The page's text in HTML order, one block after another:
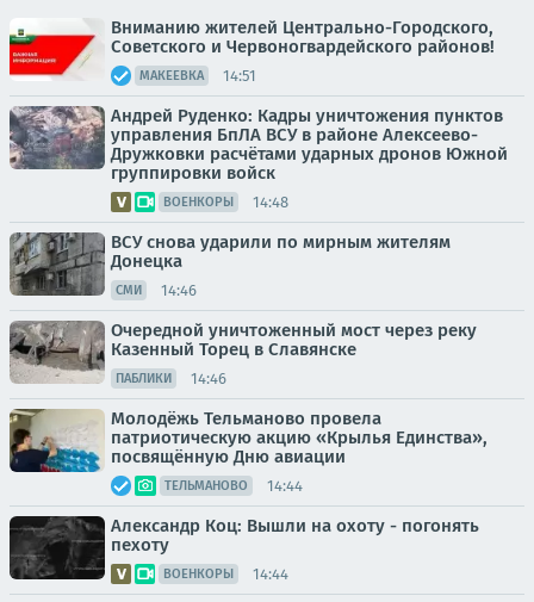
Вниманию жителей Центрально-Городского,
Советского и Червоногвардейского районов!
МАКЕЕВКА 14:51
Андрей Руденко: Кадры уничтожения пунктов
управления БпЛА ВСУ в районе Алексеево-
Дружковки расчётами ударных дронов Южной
группировки войск
ВОЕНКОРЫ 14:48
ВСУ снова ударили по мирным жителям
Донецка
СМИ 14:46
Очередной уничтоженный мост через реку
Казенный Торец в Славянске
ПАБЛИКИ 14:46
Молодёжь Тельманово провела
патриотическую акцию «Крылья Единства»,
посвящённую Дню авиации
ТЕЛЬМАНОВО 14:44
Александр Коц: Вышли на охоту - погонять
пехоту
ВОЕНКОРЫ 14:44